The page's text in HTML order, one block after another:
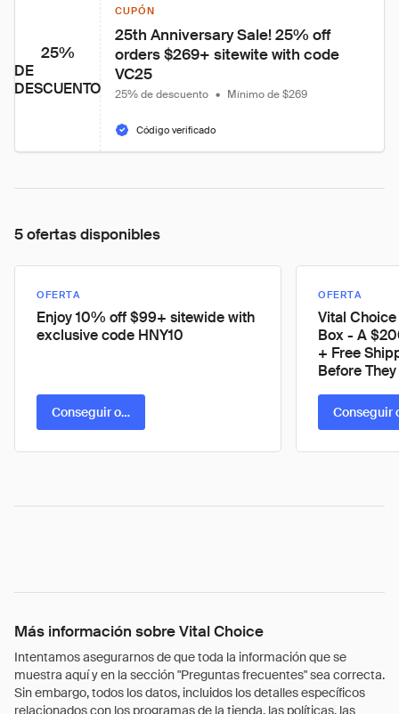
25%
DE
DESCUENTO
CUPÓN
25th Anniversary Sale! 25% off
orders $269+ sitewite with code
VC25
25% de descuento • Mínimo de $269
Código verificado
5 ofertas disponibles
OFERTA
Enjoy 10% off $99+ sitewide with
exclusive code HNY10
Conseguir oferta
OFERTA
Vital
Box - A
+ Free
Before
Conseguir
Más información sobre Vital Choice
Intentamos asegurarnos de que toda la información que se
muestra aquí y en la sección "Preguntas frecuentes" sea correcta.
Sin embargo, todos los datos, incluidos los detalles específicos
relacionados con los programas de la tienda, las políticas, las